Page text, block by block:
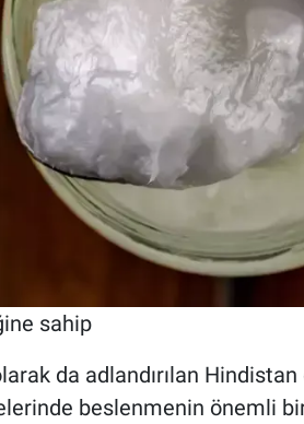
sahip
da adlandırılan
beslenmenin önemli